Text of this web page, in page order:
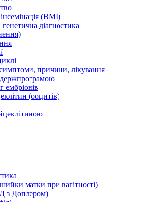
(ВМІ)
діагностика
симптоми, причини, лікування
ембріонів
(ооцитів)
матки при вагітності)
з Доплером)